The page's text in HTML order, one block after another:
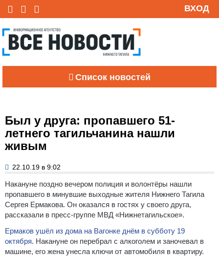
ВХОД
Список новостей
Был у друга: пропавшего 51-
летнего тагильчанина нашли
живым
22.10.19 в 9:02
Накануне поздно вечером полиция и волонтёры нашли
пропавшего в минувшие выходные жителя Нижнего Тагила
Сергея Ермакова. Он оказался в гостях у своего друга,
рассказали в пресс-группе МВД «Нижнетагильское».
Ермаков ушёл из дома на Вагонке днём в субботу 19
октября. Накануне он перебрал с алкоголем и заночевал в
машине, его жена унесла ключи от автомобиля в квартиру.